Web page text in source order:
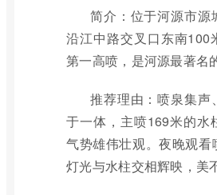
简介：位于河源市源
沿江中路交叉口东南100
第一高喷，是河源最著名
推荐理由：喷泉集声
于一体，主喷169米的水
气势雄伟壮观。夜晚观看
灯光与水柱交相辉映，美